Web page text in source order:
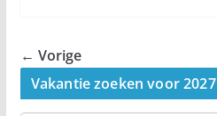
← Vorige
Vakantie zoeken voor 2027